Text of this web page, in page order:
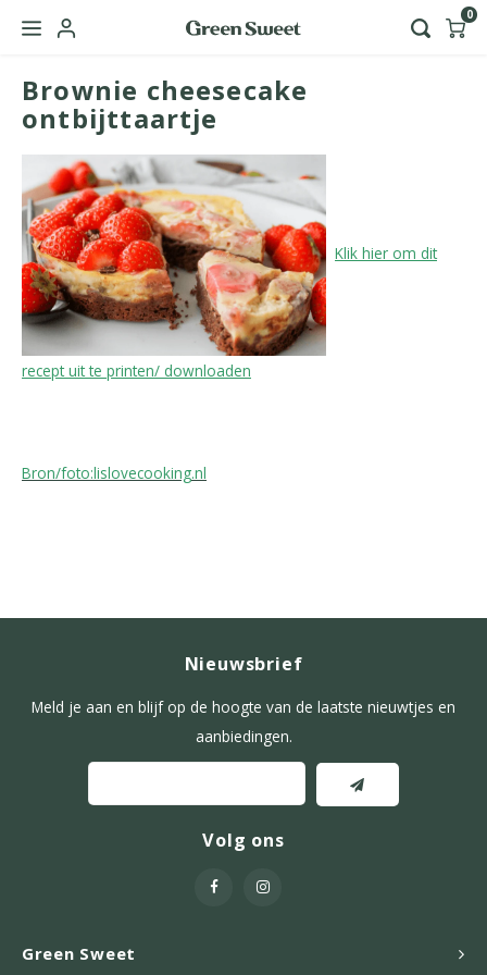
Hoofdmenu / green sweet zakelijk
Taal
Nederlands
English
0
Brownie cheesecake
ontbijttaartje
Klik hier om dit
recept uit te printen/ downloaden
Bron/foto:lislovecooking.nl
Green Sweet
Nieuwsbrief
Meld je aan en blijf op de hoogte van de laatste nieuwtjes en
aanbiedingen.
Volg ons